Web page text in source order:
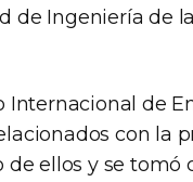
Ingeniería de
Internacional de
con la
de ellos y se